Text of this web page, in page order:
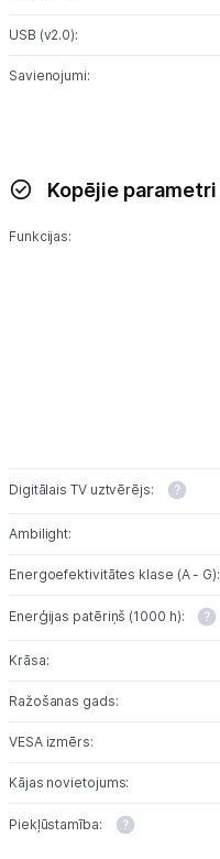
USB (v2.0):
Savienojumi:
Kopējie parametri
Funkcijas:
Digitālais TV uztvērējs:
Ambilight:
Energoefektivitātes klase (A - G):
Enerģijas patēriņš (1000 h):
Krāsa:
Ražošanas gads:
VESA izmērs:
Kājas novietojums:
Piekļūstamība: